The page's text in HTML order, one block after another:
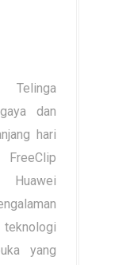
Telinga
dan
hari
FreeClip
yang